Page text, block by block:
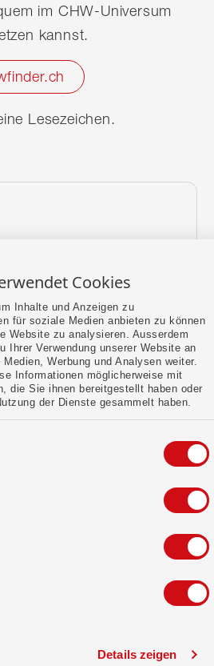
Cookies
Inhalte und Anzeigen zu
für soziale Medien anbieten zu können
Website zu analysieren. Ausserdem
Ihrer Verwendung unserer Website an
Werbung und Analysen weiter.
Informationen möglicherweise mit
die Sie ihnen bereitgestellt haben oder
der Dienste gesammelt haben.
Details zeigen
im CHW-Universum
kannst.
Lesezeichen.